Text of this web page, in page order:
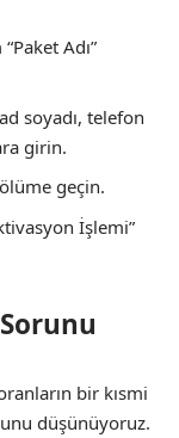
Adı”
soyadı, telefon
girin.
geçin.
İşlemi”
bir kısmi
düşünüyoruz.